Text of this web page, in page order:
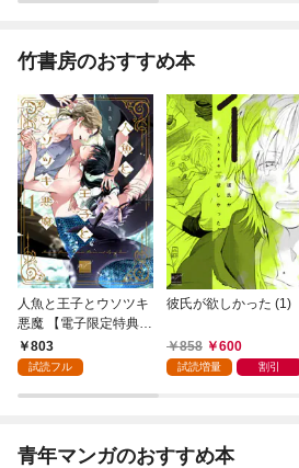
竹書房のおすすめ本
人魚と王子とウソツキ
悪魔 【電子限定特典付
き】(1)
803
試読フル
彼氏が欲しかった (1)
858 600
試読増量 割引
青年マンガのおすすめ本